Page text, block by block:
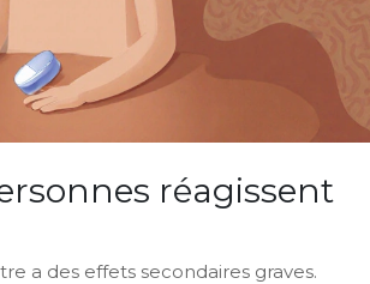
réagissent
a des effets secondaires graves.